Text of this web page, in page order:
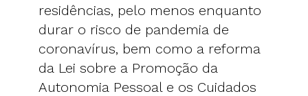
residências, pelo menos enquanto
durar o risco de pandemia de
coronavírus, bem como a reforma
da Lei sobre a Promoção da
Autonomia Pessoal e os Cuidados